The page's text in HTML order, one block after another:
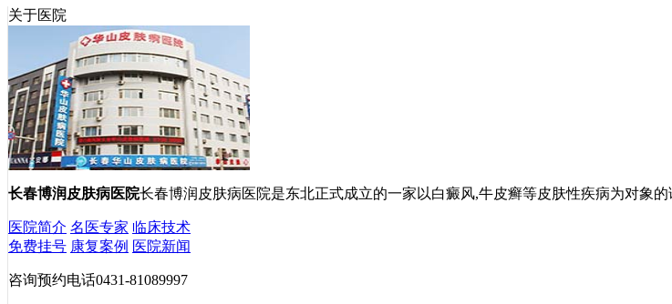
关于医院
长春博润皮肤病医院长春博润皮肤病医院是东北正式成立的一家以白癜风,牛皮癣等皮肤性疾病为对象
医院简介 名医专家 临床技术
免费挂号 康复案例 医院新闻
咨询预约电话0431-81089997